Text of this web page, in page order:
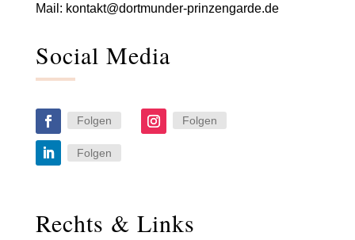
Mail: kontakt@dortmunder-prinzengarde.de
Social Media
Folgen Folgen
Folgen
Rechts & Links